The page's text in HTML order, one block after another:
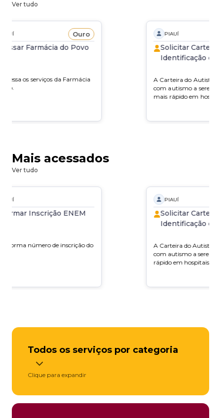
Ver tudo
PIAUÍ Ouro
Farmácia do Povo
acessa os serviços da Farmácia
PIAUÍ
Solicitar Carteira
Identificação de
A Carteira do Autista
com autismo a serem
mais rápido em
Mais acessados
Ver tudo
PIAUÍ
Inscrição ENEM
informa número de inscrição do
PIAUÍ
Solicitar Carteira
Identificação de
A Carteira do Autista
com autismo a serem
rápido em hospitais,
Todos os serviços por categoria
Clique para expandir
ÁGUA E LUZ